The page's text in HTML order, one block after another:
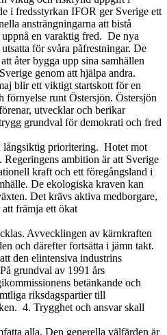
i fredsstyrkan IFOR ger Sverige ett
ansträngningarna att bistå
uppnå en varaktig fred. De nya
för svåra påfrestningar. De
åter bygga upp sina samhällen
genom att hjälpa andra.
blir ett viktigt startskott för en
runt Östersjön. Östersjön
utvecklar och berikar
grundval för demokrati och fred
prioritering. Hotet mot
ambition är att Sverige
kraft och ett föregångsland i
De ekologiska kraven kan
Det krävs aktiva medborgare,
främja ett ökat
Avvecklingen av kärnkraften
och därefter fortsätta i jämn takt.
den elintensiva industrins
grundval av 1991 års
betänkande och
riksdagspartier till
4. Trygghet och ansvar skall
alla. Den generella välfärden är